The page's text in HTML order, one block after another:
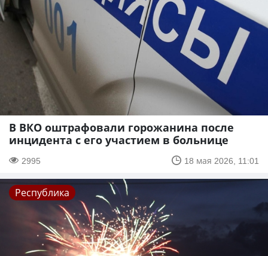
В ВКО оштрафовали горожанина после
инцидента с его участием в больнице
2995 18 мая 2026, 11:01
Республика